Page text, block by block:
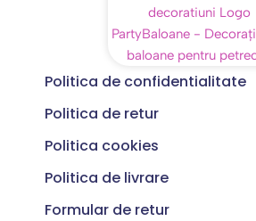
Politica de confidentialitate
Politica de retur
Politica cookies
Politica de livrare
Formular de retur